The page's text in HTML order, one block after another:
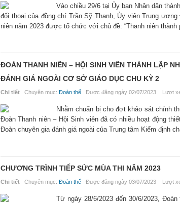
Vào chiều 29/6 tại Ủy ban Nhân dân
đối thoại của đồng chí Trần Sỹ Thanh, Ủy viên Trung
niên năm 2023 được tổ chức với chủ đề: “Thanh niên
ĐOÀN THANH NIÊN – HỘI SINH VIÊN THÀNH LẬP
ĐÁNH GIÁ NGOÀI CƠ SỞ GIÁO DỤC CHU KỲ 2
Chi tiết Chuyên mục: Đoàn thể Được đăng ngày 02/07/2023 Lượt
Nhằm chuẩn bị cho đợt khảo sát chính
Đoàn Thanh niên – Hội Sinh viên đã có nhiều hoạt động
Đoàn chuyên gia đánh giá ngoài của Trung tâm Kiểm định
CHƯƠNG TRÌNH TIẾP SỨC MÙA THI NĂM 2023
Chi tiết Chuyên mục: Đoàn thể Được đăng ngày 03/07/2023 Lượt
Từ ngày 28/6/2023 đến 30/6/2023,